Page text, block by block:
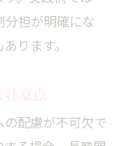
分担が明確にな
ります。
配慮が不可欠で